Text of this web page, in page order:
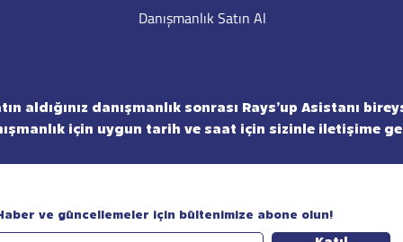
Danışmanlık Satın Al
aldığınız danışmanlık sonrası Rays’up Asistanı
için uygun tarih ve saat için sizinle iletişime
ve güncellemeler için bültenimize abone olun!